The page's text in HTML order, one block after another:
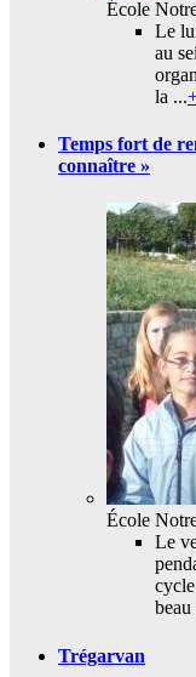
École
Le
au
la ...
Temps fort de
connaître »
École
Le
beau
Trégarvan